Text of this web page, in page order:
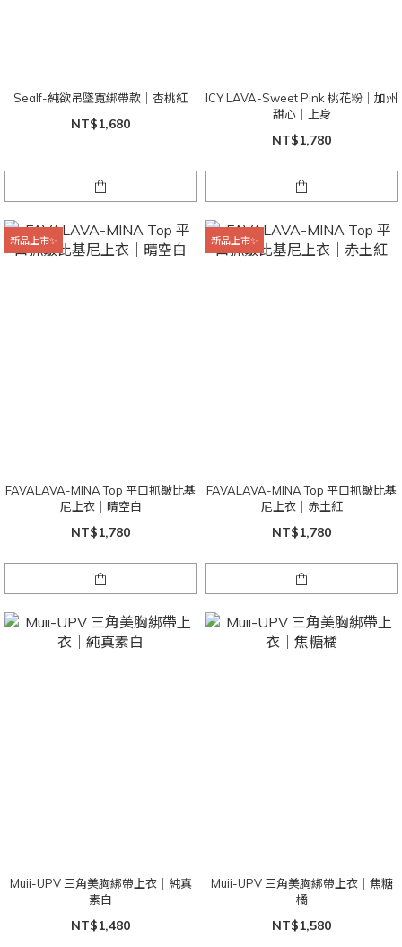
Sealf-純欲吊墜寬綁帶款｜杏桃紅
NT$1,680
ICY LAVA-Sweet Pink 桃花粉｜加州
甜心｜上身
NT$1,780
新品上市✨
FAVALAVA-MINA Top 平口抓皺比基
尼上衣｜晴空白
NT$1,780
新品上市✨
FAVALAVA-MINA Top 平口抓皺比基
尼上衣｜赤土紅
NT$1,780
Muii-UPV 三角美胸綁帶上衣｜純真
素白
NT$1,480
Muii-UPV 三角美胸綁帶上衣｜焦糖
橘
NT$1,580